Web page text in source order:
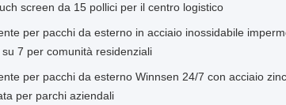
screen da 15 pollici per il centro logistico
per pacchi da esterno in acciaio inossidabile
7 per comunità residenziali
per pacchi da esterno Winnsen 24/7 con acciaio
per parchi aziendali